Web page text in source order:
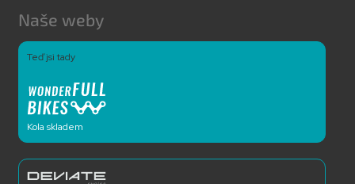
Naše weby
Teď jsi tady
Kola skladem